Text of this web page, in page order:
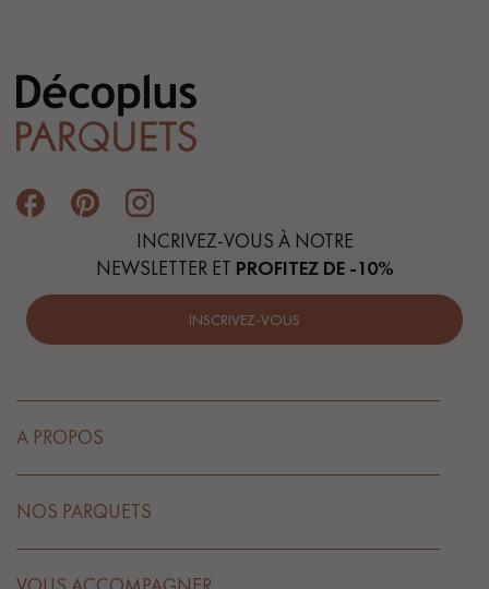
INCRIVEZ-VOUS À NOTRE
NEWSLETTER ET PROFITEZ DE -10%
INSCRIVEZ-VOUS
A PROPOS
NOS PARQUETS